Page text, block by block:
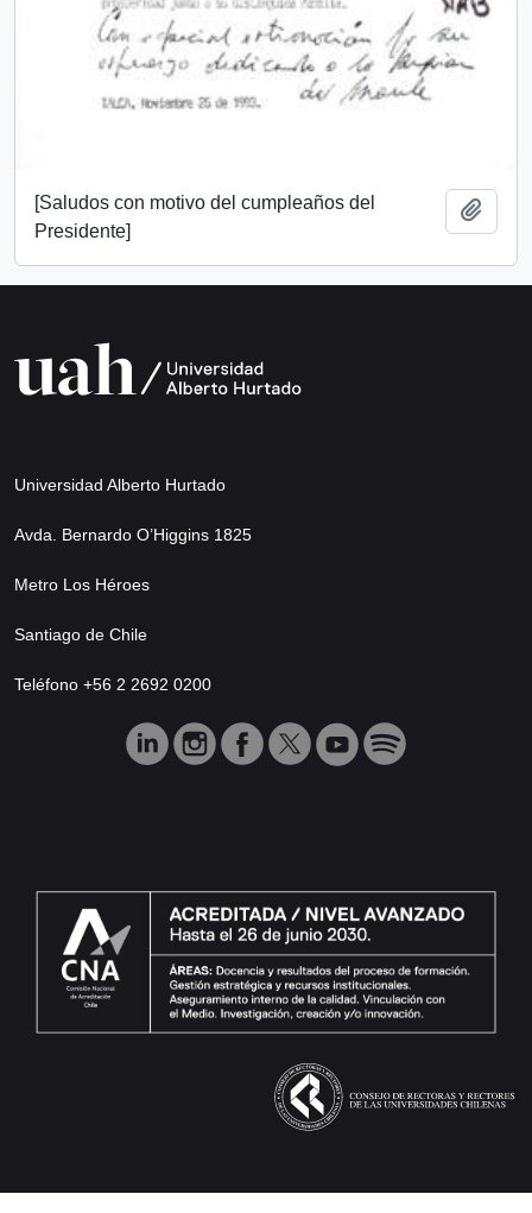
[Saludos con motivo del cumpleaños del
Presidente]
Universidad Alberto Hurtado
Avda. Bernardo O’Higgins 1825
Metro Los Héroes
Santiago de Chile
Teléfono +56 2 2692 0200